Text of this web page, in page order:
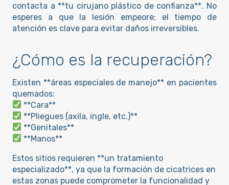
contacta a **tu cirujano plástico de confianza**. No
esperes a que la lesión empeore; el tiempo de
atención es clave para evitar daños irreversibles.
¿Cómo es la recuperación?
Existen **áreas especiales de manejo** en pacientes
quemados:
**Cara**
**Pliegues (axila, ingle, etc.)**
**Genitales**
**Manos**
Estos sitios requieren **un tratamiento
especializado**, ya que la formación de cicatrices en
estas zonas puede comprometer la funcionalidad y